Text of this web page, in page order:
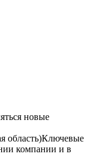
новые
область)Ключевые
компании и в